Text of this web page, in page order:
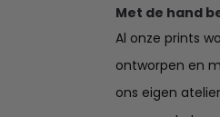
Met de hand
Al onze prints
ontworpen en
ons eigen